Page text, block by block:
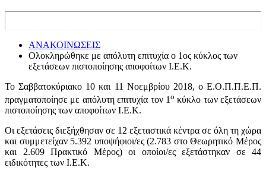
ΑΝΑΚΟΙΝΩΣΕΙΣ
Ολοκληρώθηκε με απόλυτη επιτυχία ο 1ος κύκλος των
εξετάσεων πιστοποίησης αποφοίτων Ι.Ε.Κ.
Το Σαββατοκύριακο 10 και 11 Νοεμβρίου 2018, ο Ε.Ο.Π.Π.Ε.Π.
πραγματοποίησε με απόλυτη επιτυχία τον 1 ο κύκλο των εξετάσεων
πιστοποίησης των αποφοίτων Ι.Ε.Κ.
Οι εξετάσεις διεξήχθησαν σε 12 εξεταστικά κέντρα σε όλη τη χώρα
και συμμετείχαν 5.392 υποψήφιοι/ες (2.783 στο Θεωρητικό Μέρος
και 2.609 Πρακτικό Μέρος) οι οποίοι/ες εξετάστηκαν σε 44
ειδικότητες των Ι.Ε.Κ.